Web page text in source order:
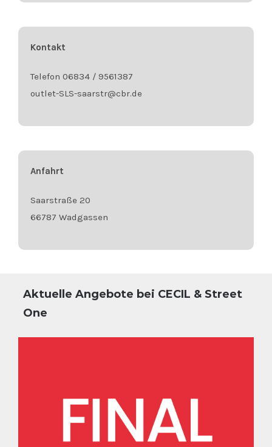
Kontakt
Telefon 06834 / 9561387
outlet-SLS-saarstr@cbr.de
Anfahrt
Saarstraße 20
66787 Wadgassen
Aktuelle Angebote bei CECIL & Street
One